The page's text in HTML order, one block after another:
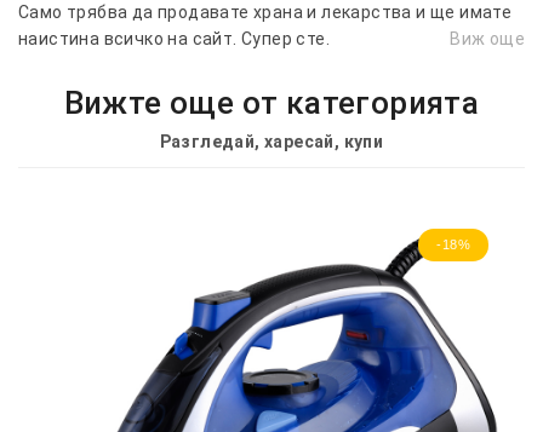
Само трябва да продавате храна и лекарства и ще имате
наистина всичко на сайт. Супер сте.
Виж още
Вижте още от категорията
Разгледай, харесай, купи
-18%